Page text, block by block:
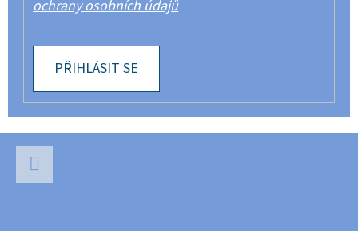
ochrany osobních údajů
PŘIHLÁSIT SE